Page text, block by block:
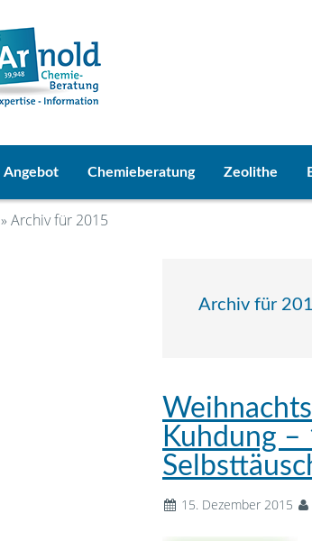
Angebot Chemieberatung Zeolithe
» Archiv für 2015
Archiv für
Kuhdung
15. Dezember 2015